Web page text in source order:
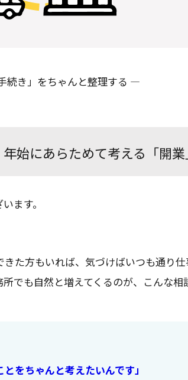
続き」をちゃんと整理する ―
始にあらためて考える「開
ます。
た方もいれば、気づけばいつも通り
でも自然と増えてくるのが、こんな相
とをちゃんと考えたいんです」